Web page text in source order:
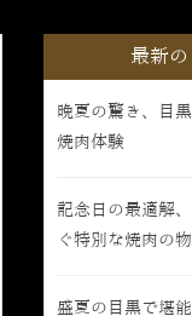
最新
晩夏の驚き、目
焼肉体験
記念日の最適解
ぐ特別な焼肉の
盛夏の目黒で堪